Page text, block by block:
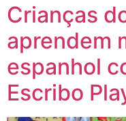
Crianças
aprendem
espanhol
Escribo